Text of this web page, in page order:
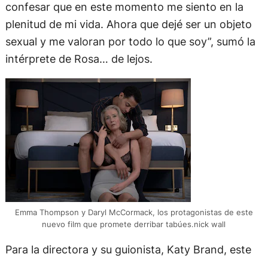
confesar que en este momento me siento en la
plenitud de mi vida. Ahora que dejé ser un objeto
sexual y me valoran por todo lo que soy”, sumó la
intérprete de Rosa… de lejos.
Emma Thompson y Daryl McCormack, los protagonistas de este
nuevo film que promete derribar tabúes.nick wall
Para la directora y su guionista, Katy Brand, este